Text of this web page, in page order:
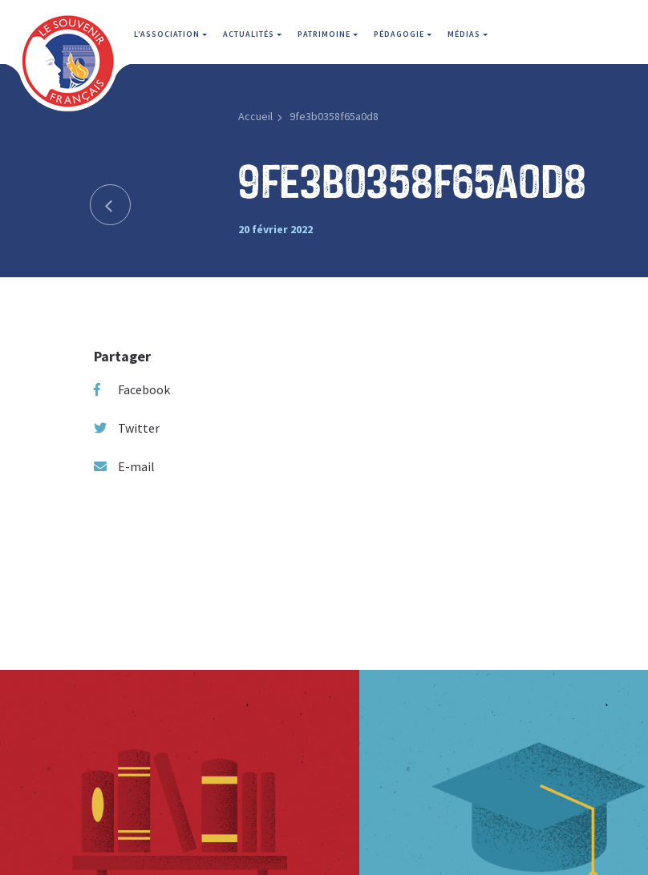
L'ASSOCIATION ACTUALITÉS PATRIMOINE PÉDAGOGIE MÉDIAS
Accueil 9fe3b0358f65a0d8
9fe3b0358f65a0d8
20 février 2022
Partager
Facebook
Twitter
E-mail